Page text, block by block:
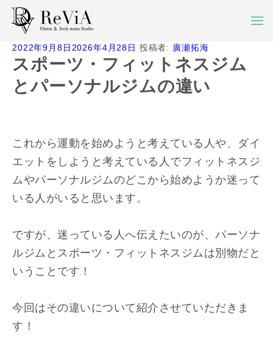
投
稿
日:
2022年9月8日 2026年4月28日 投稿者: 廣瀬拓海
スポーツ・フィットネスジム
とパーソナルジムの違い
これから運動を始めようと考えている人や、ダイ
エットをしようと考えている人でフィットネスジ
ムやパーソナルジムのどこから始めようか迷って
いる人がいると思います。
ですが、迷っている人へ伝えたいのが、パーソナ
ルジムとスポーツ・フィットネスジムは別物だと
いうことです！
今回はその違いについて紹介させていただきま
す！